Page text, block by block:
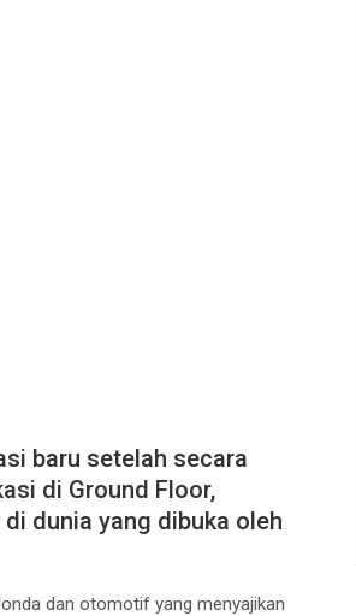
baru setelah secara
di Ground Floor,
dunia yang dibuka oleh
dan otomotif yang menyajikan